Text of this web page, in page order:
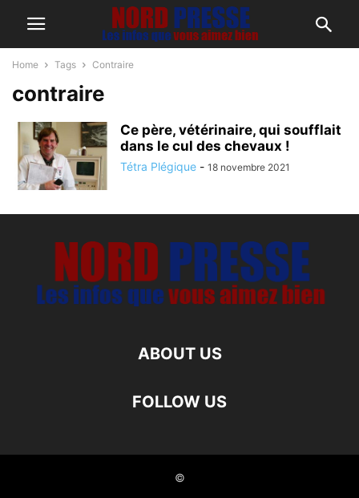
Home Tags Contraire
contraire
Ce père, vétérinaire, qui soufflait
dans le cul des chevaux !
Tétra Plégique - 18 novembre 2021
ABOUT US
FOLLOW US
©